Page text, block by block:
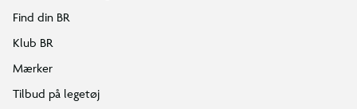
Find din BR
Klub BR
Mærker
Tilbud på legetøj